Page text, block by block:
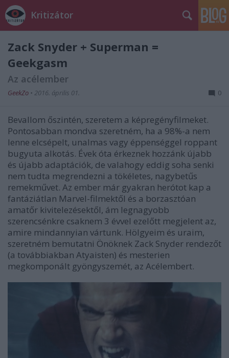
Kritizátor
Zack Snyder + Superman =
Geekgasm
Az acélember
GeekZo • 2016. április 01. 0
Bevallom őszintén, szeretem a képregényfilmeket.
Pontosabban mondva szeretném, ha a 98%-a nem
lenne elcsépelt, unalmas vagy éppenséggel roppant
bugyuta alkotás. Évek óta érkeznek hozzánk újabb
és újabb adaptációk, de valahogy eddig soha senki
nem tudta megrendezni a tökéletes, nagybetűs
remekművet. Az ember már gyakran herótot kap a
fantáziátlan Marvel-filmektől és a borzasztóan
amatőr kivitelezésektől, ám legnagyobb
szerencsénkre csaknem 3 évvel ezelőtt megjelent az,
amire mindannyian vártunk. Hölgyeim és uraim,
szeretném bemutatni Önöknek Zack Snyder rendezőt
(a továbbiakban Atyaisten) és mesterien
megkomponált gyöngyszemét, az Acélembert.